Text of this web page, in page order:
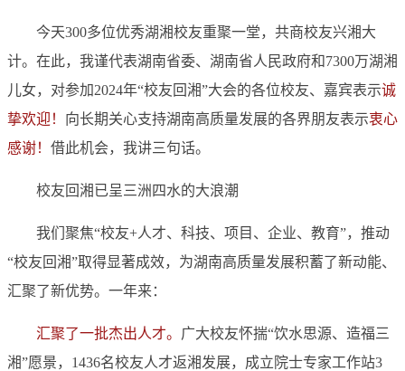
今天300多位优秀湖湘校友重聚一堂，共商校友兴湘大
计。在此，我谨代表湖南省委、湖南省人民政府和7300万湖湘
儿女，对参加2024年“校友回湘”大会的各位校友、嘉宾表示诚
挚欢迎！ 向长期关心支持湖南高质量发展的各界朋友表示衷心
感谢！ 借此机会，我讲三句话。
校友回湘已呈三洲四水的大浪潮
我们聚焦“校友+人才、科技、项目、企业、教育”，推动
“校友回湘”取得显著成效，为湖南高质量发展积蓄了新动能、
汇聚了新优势。一年来：
汇聚了一批杰出人才。 广大校友怀揣“饮水思源、造福三
湘”愿景，1436名校友人才返湘发展，成立院士专家工作站3